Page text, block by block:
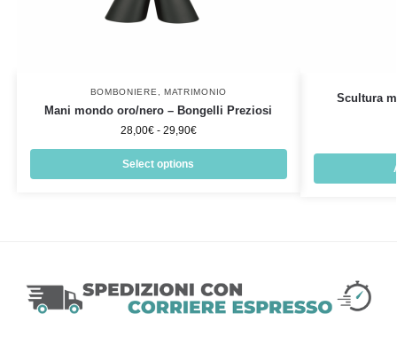
BOMBONIERE MATRIMONIO
Mani mondo oro/nero – Bongelli Preziosi
28,00€ - 29,90€
Select options
Scultura